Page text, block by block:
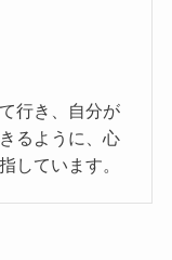
行き、自分が
るように、心
しています。